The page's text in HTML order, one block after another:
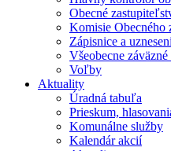
Obecné
Komisie Obecného
Zápisnice a
Všeobecne
Voľby
Aktuality
Úradná tabuľa
Prieskum,
Komunálne služby
Kalendár akcií